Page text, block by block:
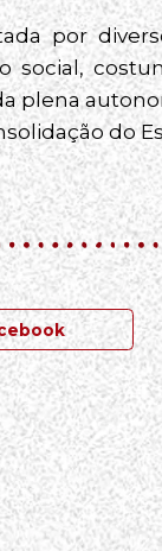
por
social,
plena
do